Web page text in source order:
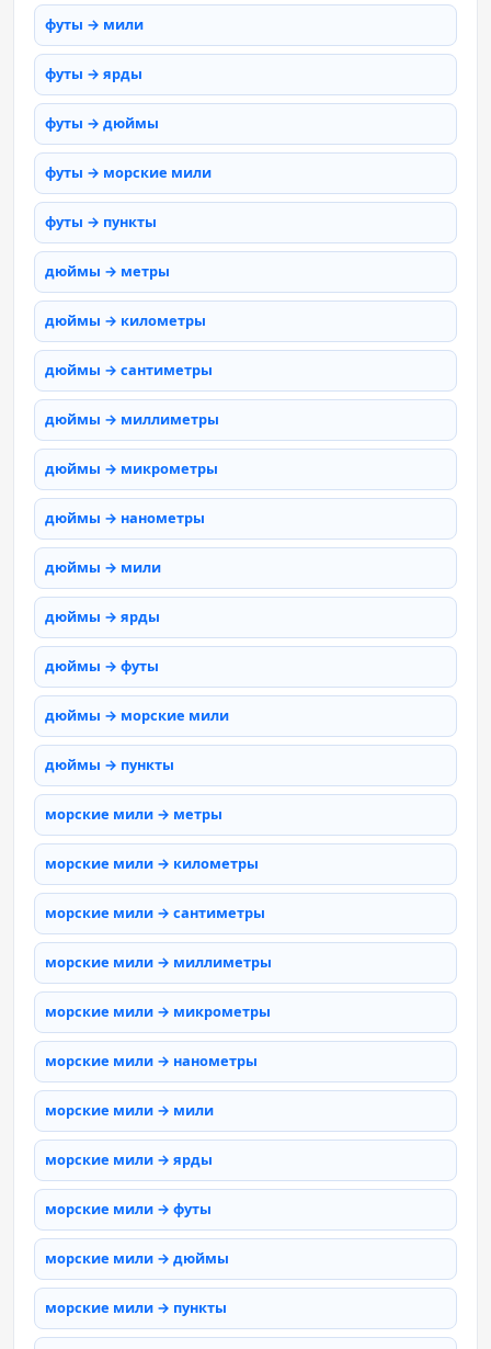
футы → мили
футы → ярды
футы → дюймы
футы → морские мили
футы → пункты
дюймы → метры
дюймы → километры
дюймы → сантиметры
дюймы → миллиметры
дюймы → микрометры
дюймы → нанометры
дюймы → мили
дюймы → ярды
дюймы → футы
дюймы → морские мили
дюймы → пункты
морские мили → метры
морские мили → километры
морские мили → сантиметры
морские мили → миллиметры
морские мили → микрометры
морские мили → нанометры
морские мили → мили
морские мили → ярды
морские мили → футы
морские мили → дюймы
морские мили → пункты